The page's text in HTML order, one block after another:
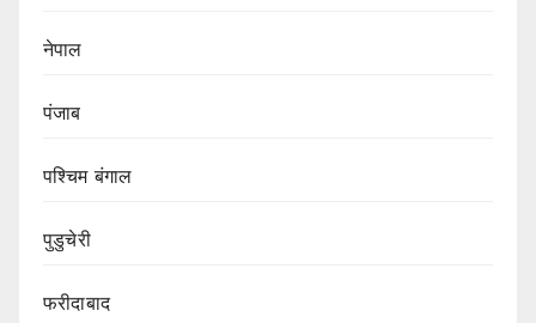
नेपाल
पंजाब
पश्चिम बंगाल
पुडुचेरी
फरीदाबाद